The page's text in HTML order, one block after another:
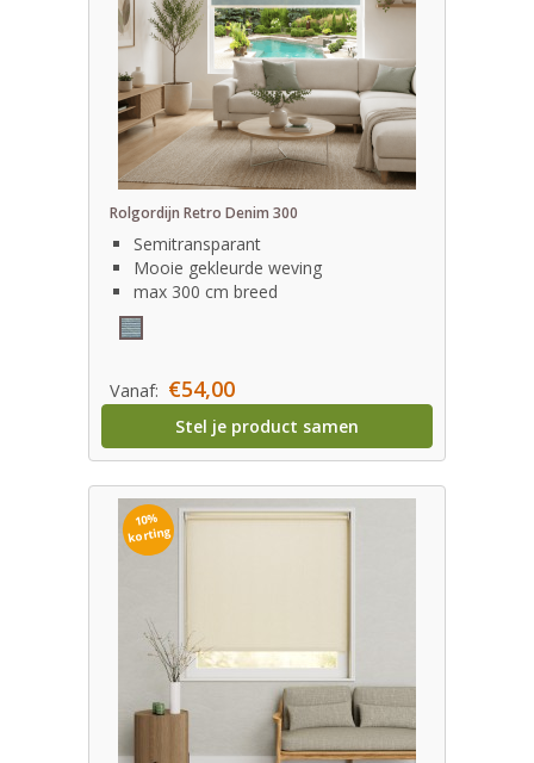
Rolgordijn Retro Denim 300
Semitransparant
Mooie gekleurde weving
max 300 cm breed
Vanaf: €54,00
Stel je product samen
10%
korting